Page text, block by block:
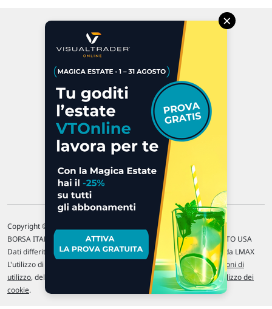
Via Macanno, 38/A
P.IVA 02 452 460 401
Chi siamo
Commenti e segnalazioni
Contattaci
Copyright © 1996-2026 Traderlink Italia s.r.l.
BORSA ITALIANA Quotazioni di borsa differite di 15 min. / MERCATO USA
Dati differiti di 15 min. (fonte Intrinio) / FOREX Quotazioni fornite da LMAX
L'utilizzo di questo sito implica l'accettazione delle nostreCondizioni di
utilizzo, del Politiche sulla privacye dell'Utilizzo dei
cookie.
×